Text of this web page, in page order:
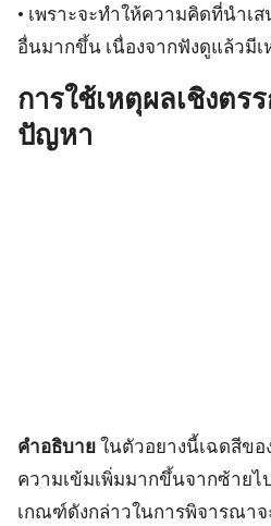
• เพราะจะทำให้ความคิดที่นำเ
อื่นมากขึ้น เนื่องจากฟังดูแล้วมีเ
การใช้เหตุผลเชิงตร
ปัญหา
คำอธิบาย ในตัวอยางนี้เฉดสีขอ
ความเข้มเพิ่มมากขึ้นจากซ้ายไ
เกณฑ์ดังกล่าวในการพิจารณาจ